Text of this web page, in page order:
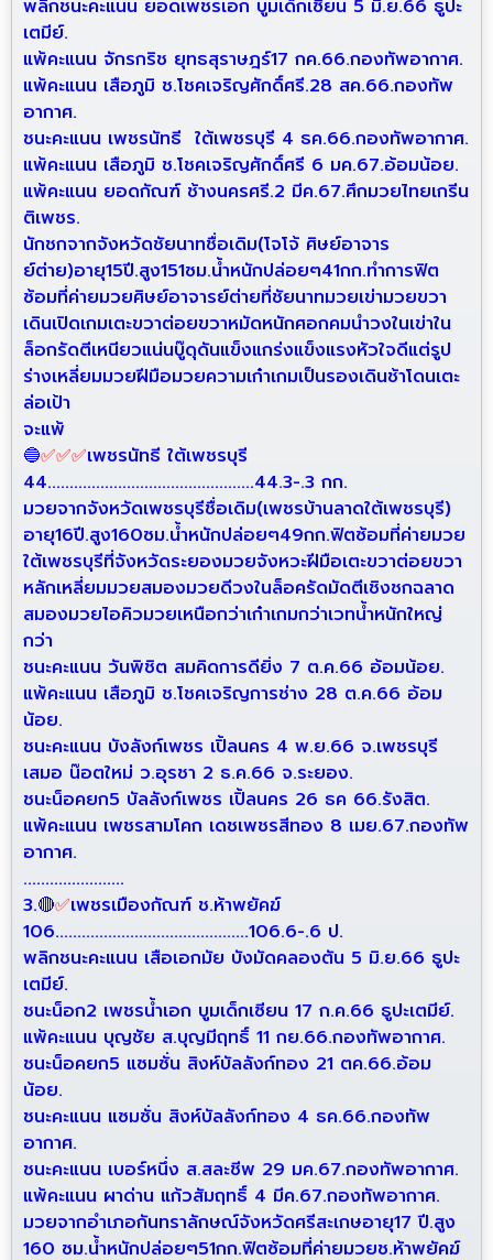
พลิกชนะคะแนน ยอดเพชรเอก บูมเด็กเซียน 5 มิ.ย.66 ธูปะ
เตมีย์.
แพ้คะแนน จักรกริช ยุทธสุราษฎร์17 กค.66.กองทัพอากาศ.
แพ้คะแนน เสือภูมิ ช.โชคเจริญศักดิ์ศรี.28 สค.66.กองทัพ
อากาศ.
ชนะคะแนน เพชรนัทธี ใต้เพชรบุรี 4 ธค.66.กองทัพอากาศ.
แพ้คะแนน เสือภูมิ ช.โชคเจริญศักดิ์ศรี 6 มค.67.อ้อมน้อย.
แพ้คะแนน ยอดกัณฑ์ ช้างนครศรี.2 มีค.67.ศึกมวยไทยเกรีน
ติเพชร.
นักชกจากจังหวัดชัยนาทชื่อเดิม(โจโจ้ ศิษย์อาจาร
ย์ต่าย)อายุ15ปี.สูง151ซม.น้ำหนักปล่อยๆ41กก.ทำการฟิต
ซ้อมที่ค่ายมวยศิษย์อาจารย์ต่ายที่ชัยนาทมวยเข่ามวยขวา
เดินเปิดเกมเตะขวาต่อยขวาหมัดหนักศอกคมนำวงในเข่าใน
ล็อกรัดตีเหนียวแน่นบู๊ดุดันแข็งแกร่งแข็งแรงหัวใจดีแต่รูป
ร่างเหลี่ยมมวยฝีมือมวยความเก๋าเกมเป็นรองเดินช้าโดนเตะ
ล่อเป้า
จะแพ้
🔵✅✅✅เพชรนัทธี ใต้เพชรบุรี
44...............................................44.3-.3 กก.
มวยจากจังหวัดเพชรบุรีชื่อเดิม(เพชรบ้านลาดใต้เพชรบุรี)
อายุ16ปี.สูง160ซม.น้ำหนักปล่อยๆ49กก.ฟิตซ้อมที่ค่ายมวย
ใต้เพชรบุรีที่จังหวัดระยองมวยจังหวะฝีมือเตะขวาต่อยขวา
หลักเหลี่ยมมวยสมองมวยดีวงในล็อครัดมัดตีเชิงชกฉลาด
สมองมวยไอคิวมวยเหนือกว่าเก๋าเกมกว่าเวทน้ำหนักใหญ่
กว่า
ชนะคะแนน วันพิชิต สมคิดการดียิ่ง 7 ต.ค.66 อ้อมน้อย.
แพ้คะแนน เสือภูมิ ช.โชคเจริญการช่าง 28 ต.ค.66 อ้อม
น้อย.
ชนะคะแนน บังลังก์เพชร เปิ้ลนคร 4 พ.ย.66 จ.เพชรบุรี
เสมอ น๊อตใหม่ ว.อุรชา 2 ธ.ค.66 จ.ระยอง.
ชนะน็อคยก5 บัลลังก์เพชร เปิ้ลนคร 26 ธค 66.รังสิต.
แพ้คะแนน เพชรสามโคก เดชเพชรสีทอง 8 เมย.67.กองทัพ
อากาศ.
.......................
3.🔴✅เพชรเมืองกัณฑ์ ช.ห้าพยัคฆ์
106............................................106.6-.6 ป.
พลิกชนะคะแนน เสือเอกมัย บังมัดคลองตัน 5 มิ.ย.66 ธูปะ
เตมีย์.
ชนะน็อก2 เพชรน้ำเอก บูมเด็กเซียน 17 ก.ค.66 ธูปะเตมีย์.
แพ้คะแนน บุญชัย ส.บุญมีฤทธิ์ 11 กย.66.กองทัพอากาศ.
ชนะน็อคยก5 แซมซั่น สิงห์บัลลังก์ทอง 21 ตค.66.อ้อม
น้อย.
ชนะคะแนน แซมซั่น สิงห์บัลลังก์ทอง 4 ธค.66.กองทัพ
อากาศ.
ชนะคะแนน เบอร์หนึ่ง ส.สละชีพ 29 มค.67.กองทัพอากาศ.
แพ้คะแนน ผาด่าน แก้วสัมฤทธิ์ 4 มีค.67.กองทัพอากาศ.
มวยจากอำเภอกันทราลักษณ์จังหวัดศรีสะเกษอายุ17 ปี.สูง
160 ซม.น้ำหนักปล่อยๆ51กก.ฟิตซ้อมที่ค่ายมวยช.ห้าพยัคฆ์